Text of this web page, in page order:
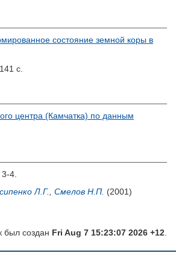
состояние земной коры в
с.
центра (Камчатка) по данным
4.
Л.Г. Смелов Н.П. (2001)
был создан Fri Aug 7 15:23:07 2026 +12